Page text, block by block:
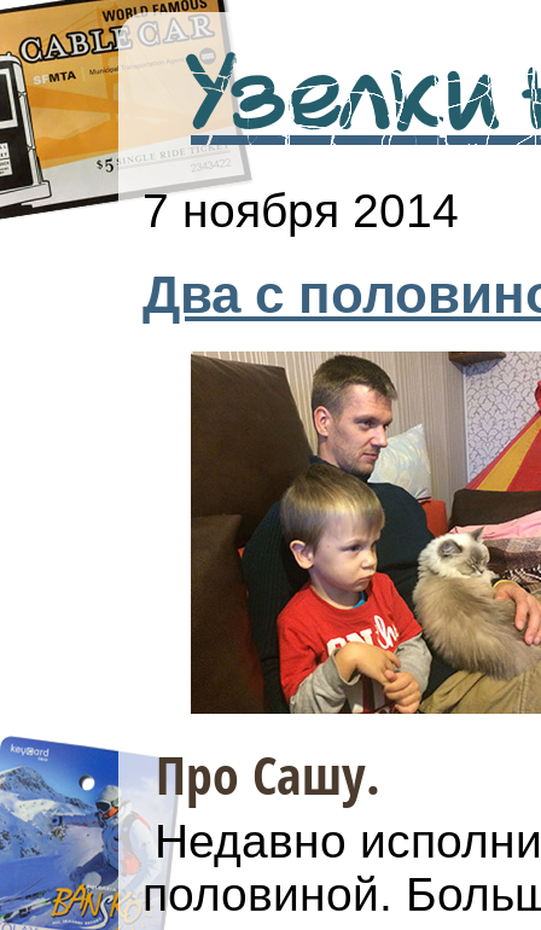
Узелки
7 ноября 2014
Два с
Про Сашу.
Недавно
половиной.